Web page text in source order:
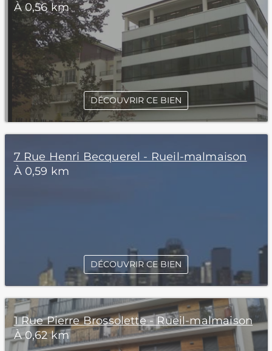
À 0,56 km
DÉCOUVRIR CE BIEN
7 Rue Henri Becquerel - Rueil-malmaison
À 0,59 km
DÉCOUVRIR CE BIEN
1 Rue Pierre Brossolette - Rueil-malmaison
À 0,62 km